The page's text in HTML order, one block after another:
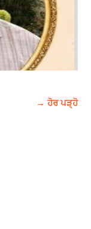
→ ਹੋਰ ਪੜ੍ਹੋ